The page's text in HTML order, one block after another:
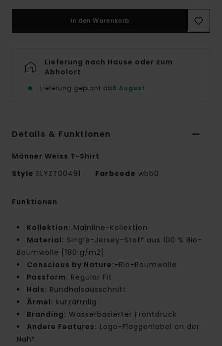
In den Warenkorb
Lieferung nach Hause oder zum
Abholort
Lieferung geplant ab8 August
Details & Funktionen
Männer Weiss T-Shirt
Style ELYZT00491 Farbcode wbb0
Funktionen
Kollektion: Mainline-Kollektion
Material: Single-Jersey-Stoff aus 100 % Bio-
Baumwolle [180 g/m2]
Conscious by Nature:-Bio-Baumwolle
Passform: Regular Fit
Hals: Rundhalsausschnitt
Ärmel: kurzärmlig
Branding: Wasserbasierter Frontdruck
Andere Features: Logo-Flaggenlabel an der
Naht